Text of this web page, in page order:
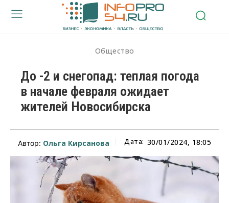
Общество
До -2 и снегопад: теплая погода
в начале февраля ожидает
жителей Новосибирска
Автор: Ольга Кирсанова Дата: 30/01/2024, 18:05